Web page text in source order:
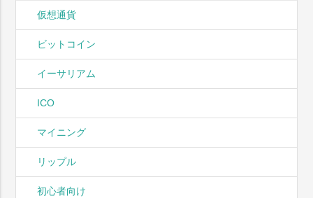
仮想通貨
ビットコイン
イーサリアム
ICO
マイニング
リップル
初心者向け